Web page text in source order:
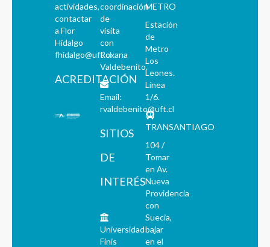
actividades,
contactar
a Flor
Hidalgo
fhidalgo@uft.cl
ACREDITACIÓN
coordinación
de
visita
con
Roxana
Valdebenito.
Email:
rvaldebenito@uft.cl
SITIOS
DE
INTERÉS
Universidad
Finis
METRO
Estación
de
Metro
Los
Leones.
Línea
1/6.
TRANSANTIAGO
104 /
Tomar
en Av.
Nueva
Providencia
con
Suecia,
bajar
en el